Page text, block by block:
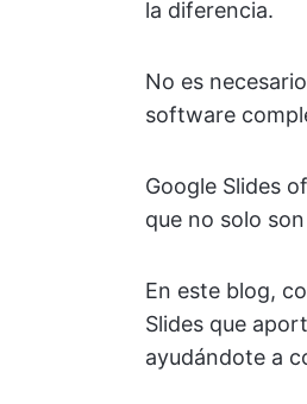
la diferencia.
No es
software
Google Slides
que no solo
En este blog,
Slides que
ayudándote a